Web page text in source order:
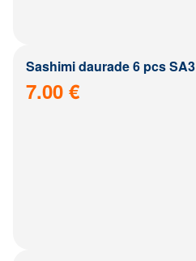
Sashimi daurade 6 pcs SA3
7.00 €